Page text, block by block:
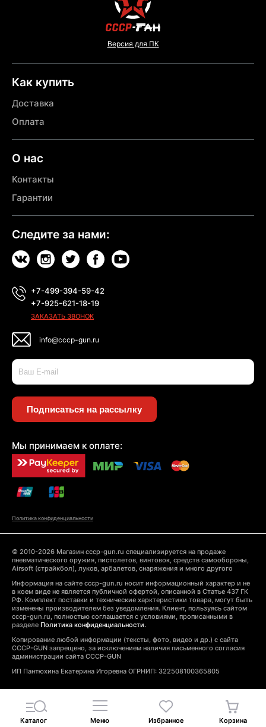
Версия для ПК
Как купить
Доставка
Оплата
О нас
Контакты
Гарантии
Следите за нами:
+7-499-394-59-42
+7-925-621-18-19
ЗАКАЗАТЬ ЗВОНОК
info@cccp-gun.ru
Подписаться на рассылку
Мы принимаем к оплате:
Политика конфиденциальности
© 2010-2026 Магазин cccp-gun.ru специализируется на продаже
пневматического оружия, пистолетов, винтовок, средств самообороны,
Airsoft (страйкбол), луков, арбалетов, снаряжения и много другого
Информация на сайте cccp-gun.ru носит информационный характер и не
в коем виде не является публичной офертой, описанной в Статье 437 ГК
РФ. Комплект поставки и технические харктеристики товара, могут быть
изменены производителем без уведомления. Клиент, пользуясь сайтом
cccp-gun.ru, полностью соглашается с условиями, прописанными в
разделе Политика конфиденциальности.
Копирование любой информации (тексты, фото, видео и др.) с сайта
CCCP-GUN запрещено, за исключением наличия письменного согласия
администрации сайта CCCP-GUN
ИП Пантюхина Екатерина Игоревна ОГРНИП: 322508100365805
Каталог Меню Избранное Корзина